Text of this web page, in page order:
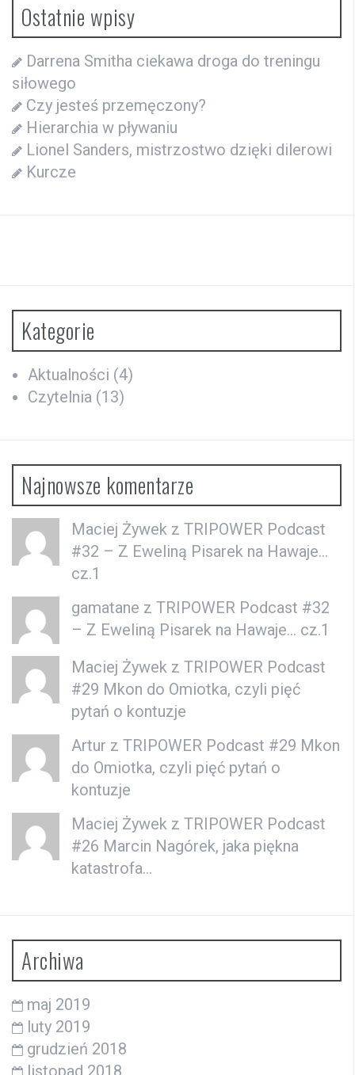
Ostatnie wpisy
Darrena Smitha ciekawa droga do treningu
siłowego
Czy jesteś przemęczony?
Hierarchia w pływaniu
Lionel Sanders, mistrzostwo dzięki dilerowi
Kurcze
Kategorie
Aktualności (4)
Czytelnia (13)
Najnowsze komentarze
Maciej Żywek z TRIPOWER Podcast
#32 – Z Eweliną Pisarek na Hawaje…
cz.1
gamatane z TRIPOWER Podcast #32
– Z Eweliną Pisarek na Hawaje… cz.1
Maciej Żywek z TRIPOWER Podcast
#29 Mkon do Omiotka, czyli pięć
pytań o kontuzje
Artur z TRIPOWER Podcast #29 Mkon
do Omiotka, czyli pięć pytań o
kontuzje
Maciej Żywek z TRIPOWER Podcast
#26 Marcin Nagórek, jaka piękna
katastrofa…
Archiwa
maj 2019
luty 2019
grudzień 2018
listopad 2018